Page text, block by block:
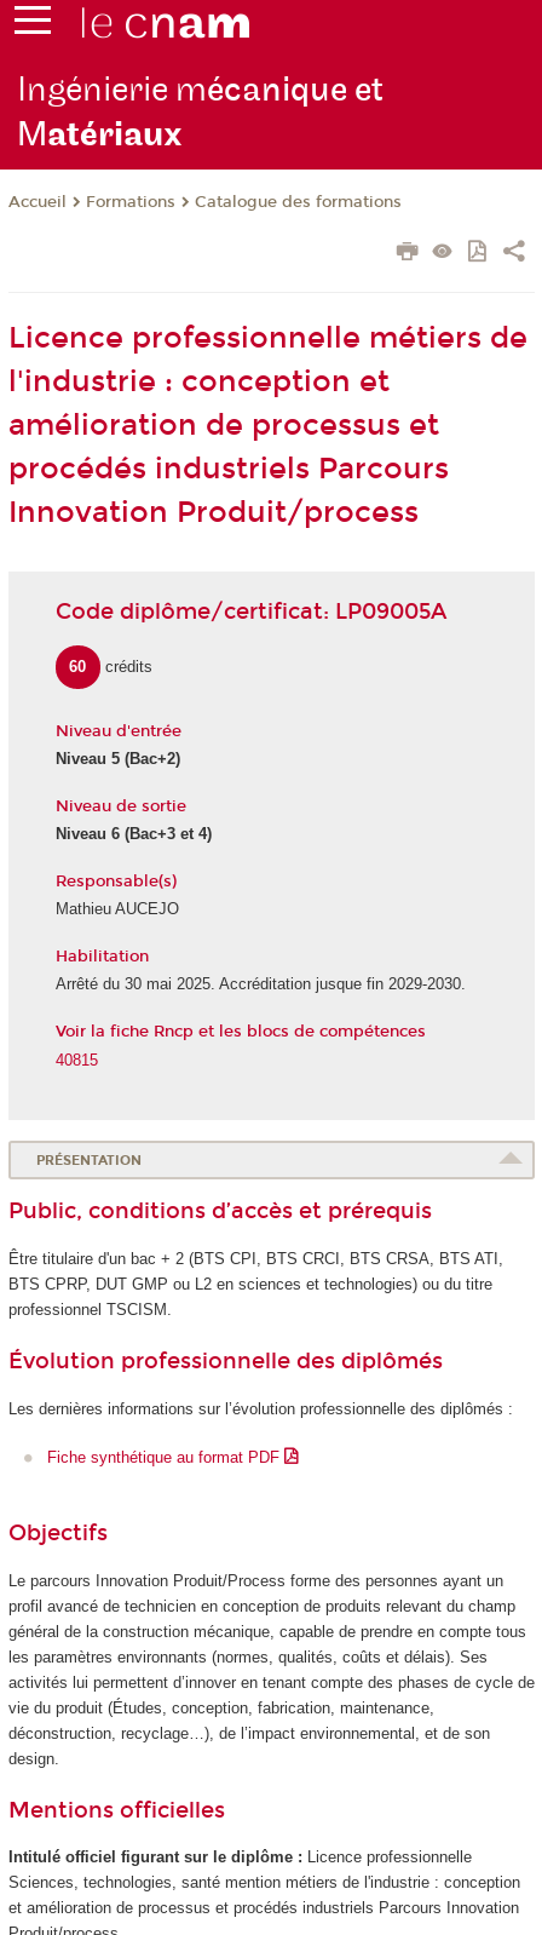
Ingénierie mécanique et
Matériaux
Accueil Formations Catalogue des formations
Licence professionnelle métiers de
l'industrie : conception et
amélioration de processus et
procédés industriels Parcours
Innovation Produit/process
Code diplôme/certificat: LP09005A
60 crédits
Niveau d'entrée
Niveau 5(Bac+2)
Niveau de sortie
Niveau 6(Bac+3 et 4)
Responsable(s)
Mathieu AUCEJO
Habilitation
Arrêté du 30 mai 2025. Accréditation jusque fin 2029-2030.
Voir la fiche Rncp et les blocs de compétences
40815
PRÉSENTATION
Public, conditions d’accès et prérequis
Être titulaire d'un bac + 2 (BTS CPI, BTS CRCI, BTS CRSA, BTS ATI,
BTS CPRP, DUT GMP ou L2 en sciences et technologies) ou du titre
professionnel TSCISM.
Évolution professionnelle des diplômés
Les dernières informations sur l’évolution professionnelle des diplômés :
Fiche synthétique au format PDF
Objectifs
Le parcours Innovation Produit/Process forme des personnes ayant un
profil avancé de technicien en conception de produits relevant du champ
général de la construction mécanique, capable de prendre en compte tous
les paramètres environnants (normes, qualités, coûts et délais). Ses
activités lui permettent d’innover en tenant compte des phases de cycle de
vie du produit (Études, conception, fabrication, maintenance,
déconstruction, recyclage…), de l’impact environnemental, et de son
design.
Mentions officielles
Intitulé officiel figurant sur le diplôme : Licence professionnelle
Sciences, technologies, santé mention métiers de l'industrie : conception
et amélioration de processus et procédés industriels Parcours Innovation